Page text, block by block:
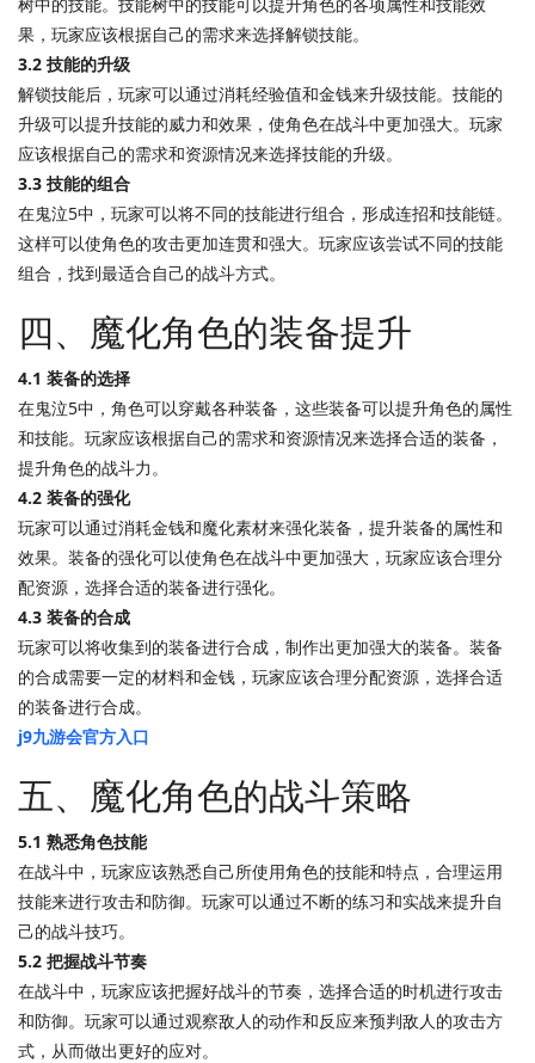
果，玩家应该根据自己的需求来选择解锁技能。
3.2 技能的升级
解锁技能后，玩家可以通过消耗经验值和金钱来升级技能。技能的
升级可以提升技能的威力和效果，使角色在战斗中更加强大。玩家
应该根据自己的需求和资源情况来选择技能的升级。
3.3 技能的组合
在鬼泣5中，玩家可以将不同的技能进行组合，形成连招和技能链。
这样可以使角色的攻击更加连贯和强大。玩家应该尝试不同的技能
组合，找到最适合自己的战斗方式。
四、魔化角色的装备提升
4.1 装备的选择
在鬼泣5中，角色可以穿戴各种装备，这些装备可以提升角色的属性
和技能。玩家应该根据自己的需求和资源情况来选择合适的装备，
提升角色的战斗力。
4.2 装备的强化
玩家可以通过消耗金钱和魔化素材来强化装备，提升装备的属性和
效果。装备的强化可以使角色在战斗中更加强大，玩家应该合理分
配资源，选择合适的装备进行强化。
4.3 装备的合成
玩家可以将收集到的装备进行合成，制作出更加强大的装备。装备
的合成需要一定的材料和金钱，玩家应该合理分配资源，选择合适
的装备进行合成。
j9九游会官方入口
五、魔化角色的战斗策略
5.1 熟悉角色技能
在战斗中，玩家应该熟悉自己所使用角色的技能和特点，合理运用
技能来进行攻击和防御。玩家可以通过不断的练习和实战来提升自
己的战斗技巧。
5.2 把握战斗节奏
在战斗中，玩家应该把握好战斗的节奏，选择合适的时机进行攻击
和防御。玩家可以通过观察敌人的动作和反应来预判敌人的攻击方
式，从而做出更好的应对。